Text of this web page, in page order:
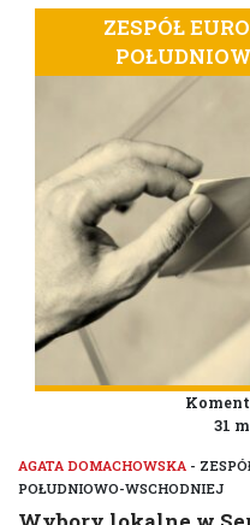
ZESPÓŁ
31
AGATA DOMACHOWSKA -
POŁUDNIOWO-WSCHODNIEJ